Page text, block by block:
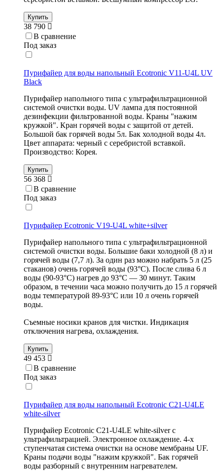
Купить
38 790
В сравнение
Под заказ
Пурифайер для воды напольный Ecotronic V11-U4L UV
Black
Пурифайер напольного типа с ультрафильтрационной
системой очистки воды. UV лампа для постоянной
дезинфекции фильтрованной воды. Краны "нажим
кружкой". Кран горячей воды с защитой от детей.
Большой бак горячей воды 5л. Бак холодной воды 4л.
Цвет аппарата: черный с серебристой вставкой.
Производство: Корея.
Купить
56 368
В сравнение
Под заказ
Пурифайер Ecotronic V19-U4L white+silver
Пурифайер напольного типа с ультрафильтрационной
системой очистки воды. Большие баки холодной (8 л) и
горячей воды (7,7 л). За один раз можно набрать 5 л (25
стаканов) очень горячей воды (93°С). После слива 6 л
воды (90-93°С) нагрев до 93°С — 30 минут. Таким
образом, в течении часа можно получить до 15 л горячей
воды температурой 89-93°С или 10 л очень горячей
воды.
Съемные носики кранов для чистки. Индикация
отключения нагрева, охлаждения.
Купить
49 453
В сравнение
Под заказ
Пурифайер для воды напольный Ecotronic C21-U4LE
white-silver
Пурифайер Ecotronic C21-U4LE white-silver с
ультрафильтрацией. Электронное охлаждение. 4-х
ступенчатая система очистки на основе мембраны UF.
Краны подачи воды "нажим кружкой". Бак горячей
воды разборный с внутренним нагревателем.